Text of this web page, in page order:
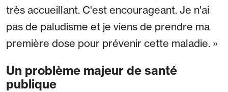
très accueillant. C'est encourageant. Je n'ai
pas de paludisme et je viens de prendre ma
première dose pour prévenir cette maladie. »
Un problème majeur de santé
publique